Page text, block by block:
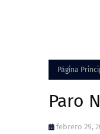
Página
Paro
febrero 29,